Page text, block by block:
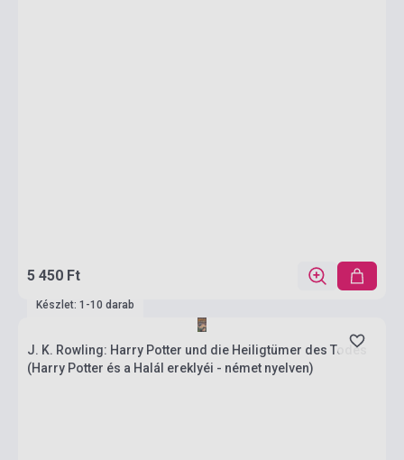
5 450 Ft
Készlet: 1-10 darab
J. K. Rowling: Harry Potter und die Heiligtümer des Todes
(Harry Potter és a Halál ereklyéi - német nyelven)